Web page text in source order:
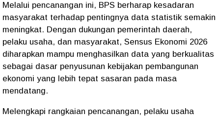
Melalui pencanangan ini, BPS berharap kesadaran
masyarakat terhadap pentingnya data statistik semakin
meningkat. Dengan dukungan pemerintah daerah,
pelaku usaha, dan masyarakat, Sensus Ekonomi 2026
diharapkan mampu menghasilkan data yang berkualitas
sebagai dasar penyusunan kebijakan pembangunan
ekonomi yang lebih tepat sasaran pada masa
mendatang.
Melengkapi rangkaian pencanangan, pelaku usaha